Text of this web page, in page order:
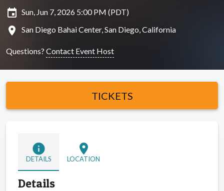
insert_invitation Sun, Jun 7, 2026 5:00 PM (PDT)
location_on San Diego Bahai Center, San Diego, California
Questions? Contact Event Host
TICKETS
info
DETAILS
location_on
LOCATION
Details